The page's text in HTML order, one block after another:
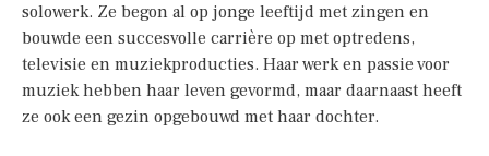
solowerk. Ze begon al op jonge leeftijd met zingen en
bouwde een succesvolle carrière op met optredens,
televisie en muziekproducties. Haar werk en passie voor
muziek hebben haar leven gevormd, maar daarnaast heeft
ze ook een gezin opgebouwd met haar dochter.